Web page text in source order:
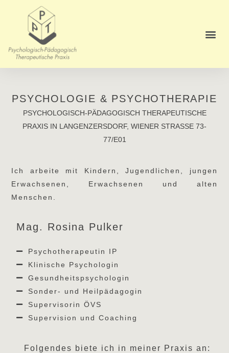
PSYCHOLOGIE & PSYCHOTHERAPIE
PSYCHOLOGISCH-PÄDAGOGISCH THERAPEUTISCHE
PRAXIS IN LANGENZERSDORF, WIENER STRASSE 73-
77/E01
Ich arbeite mit Kindern, Jugendlichen, jungen
Erwachsenen, Erwachsenen und alten
Menschen.
Mag. Rosina Pulker
Psychotherapeutin IP
Klinische Psychologin
Gesundheitspsychologin
Sonder- und Heilpädagogin
Supervisorin ÖVS
Supervision und Coaching
Folgendes biete ich in meiner Praxis an: